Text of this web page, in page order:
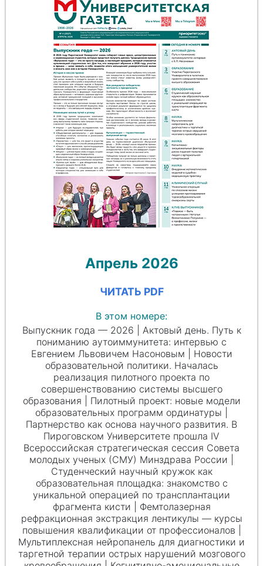
Апрель 2026
ЧИТАТЬ PDF
В этом номере:
Выпускник года — 2026 | Актовый день. Путь к
пониманию аутоиммунитета: интервью с
Евгением Львовичем Насоновым | Новости
образовательной политики. Началась
реализация пилотного проекта по
совершенствованию системы высшего
образования | Пилотный проект: новые модели
образовательных программ ординатуры |
Партнерство как основа научного развития. В
Пироговском Университете прошла IV
Всероссийская стратегическая сессия Совета
молодых ученых (СМУ) Минздрава России |
Студенческий научный кружок как
образовательная площадка: знакомство с
уникальной операцией по трансплантации
фрагмента кисти | Фемтолазерная
рефракционная экстракция лентикулы — курсы
повышения квалификации от профессионалов |
Мультиплексная нейропанель для диагностики и
таргетной терапии острых нарушений мозгового